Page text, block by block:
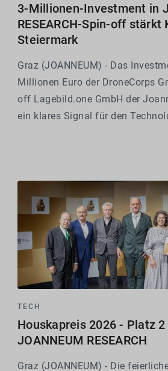
3-Millionen-Investment in
RESEARCH-Spin-off stärkt
Steiermark
Graz (JOANNEUM) - Das
Millionen Euro der DroneCorps
off Lagebild.one GmbH der
ein klares Signal für den
strategischen Zukunftsfeld
TECH
Houskapreis 2026 - Platz
JOANNEUM RESEARCH
Graz (JOANNEUM) - Die